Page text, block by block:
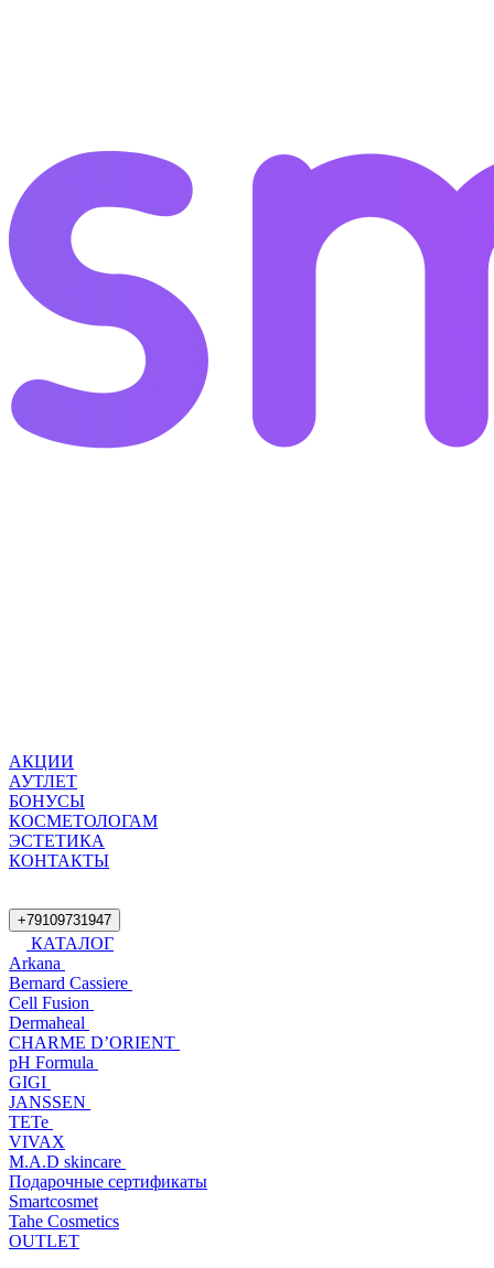
АКЦИИ
АУТЛЕТ
БОНУСЫ
КОСМЕТОЛОГАМ
ЭСТЕТИКА
КОНТАКТЫ
+79109731947
КАТАЛОГ
Arkana
Bernard Cassiere
Cell Fusion
Dermaheal
CHARME D’ORIENT
pH Formula
GIGI
JANSSEN
TETe
VIVAX
M.A.D skincare
Подарочные сертификаты
Smartcosmet
Tahe Cosmetics
OUTLET